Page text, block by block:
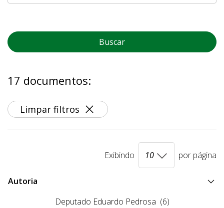
Buscar
17 documentos:
Limpar filtros
Exibindo por página
Autoria
Deputado Eduardo Pedrosa (6)